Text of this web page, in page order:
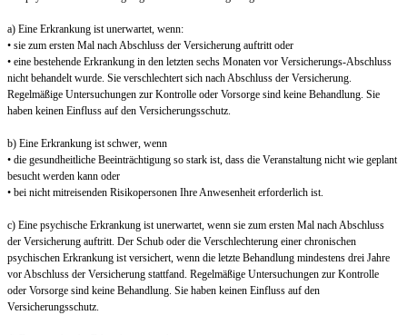
a) Eine Erkrankung ist unerwartet, wenn:
• sie zum ersten Mal nach Abschluss der Versicherung auftritt oder
• eine bestehende Erkrankung in den letzten sechs Monaten vor Versicherungs-Abschluss
nicht behandelt wurde. Sie verschlechtert sich nach Abschluss der Versicherung.
Regelmäßige Untersuchungen zur Kontrolle oder Vorsorge sind keine Behandlung. Sie
haben keinen Einfluss auf den Versicherungsschutz.
b) Eine Erkrankung ist schwer, wenn
• die gesundheitliche Beeinträchtigung so stark ist, dass die Veranstaltung nicht wie geplant
besucht werden kann oder
• bei nicht mitreisenden Risikopersonen Ihre Anwesenheit erforderlich ist.
c) Eine psychische Erkrankung ist unerwartet, wenn sie zum ersten Mal nach Abschluss
der Versicherung auftritt. Der Schub oder die Verschlechterung einer chronischen
psychischen Erkrankung ist versichert, wenn die letzte Behandlung mindestens drei Jahre
vor Abschluss der Versicherung stattfand. Regelmäßige Untersuchungen zur Kontrolle
oder Vorsorge sind keine Behandlung. Sie haben keinen Einfluss auf den
Versicherungsschutz.